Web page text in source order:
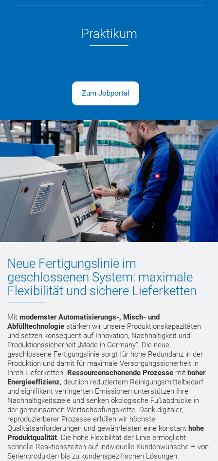
Praktikum
Zum Jobportal
Neue Fertigungslinie im
geschlossenen System: maximale
Flexibilität und sichere Lieferketten
Mit modernster Automatisierungs‑, Misch- und
Abfülltechnologie stärken wir unsere Produktionskapazitäten
und setzen konsequent auf Innovation, Nachhaltigkeit und
Produktionssicherheit „Made in Germany“. Die neue,
geschlossene Fertigungslinie sorgt für hohe Redundanz in der
Produktion und damit für maximale Versorgungssicherheit in
Ihren Lieferketten. Ressourcenschonende Prozesse mit hoher
Energieeffizienz, deutlich reduziertem Reinigungsmittelbedarf
und signifikant verringerten Emissionen unterstützen Ihre
Nachhaltigkeitsziele und senken ökologische Fußabdrücke in
der gemeinsamen Wertschöpfungskette. Dank digitaler,
reproduzierbarer Prozesse erfüllen wir höchste
Qualitätsanforderungen und gewährleisten eine konstant hohe
Produktqualität . Die hohe Flexibilität der Linie ermöglicht
schnelle Reaktionszeiten auf individuelle Kundenwünsche – von
Serienprodukten bis zu kundenspezifischen Lösungen.